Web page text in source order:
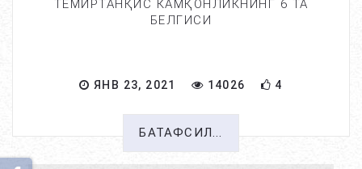
ТЕМИРТАНҚИС КАМҚОНЛИКНИНГ 6 ТА
БЕЛГИСИ
ЯНВ 23, 2021 14026 4
БАТАФСИЛ...